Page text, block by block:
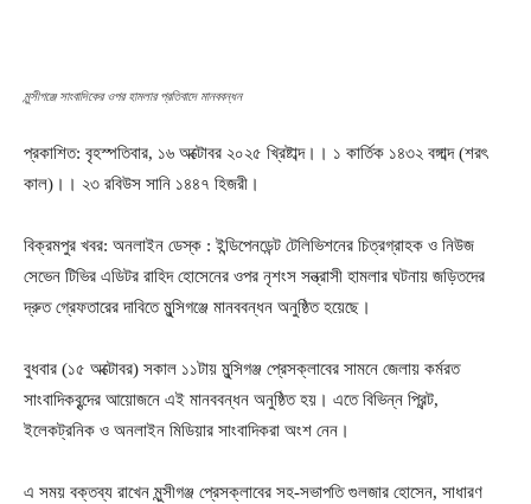
মুন্সীগঞ্জে সাংবাদিকের ওপর হামলার প্রতিবাদে মানববন্ধন
প্রকাশিত: বৃহস্পতিবার, ১৬ অক্টোবর ২০২৫ খ্রিষ্টাব্দ।। ১ কার্তিক ১৪৩২ বঙ্গাব্দ (শরৎ
কাল)।। ২৩ রবিউস সানি ১৪৪৭ হিজরী।
বিক্রমপুর খবর: অনলাইন ডেস্ক : ইন্ডিপেনডেন্ট টেলিভিশনের চিত্রগ্রাহক ও নিউজ
সেভেন টিভির এডিটর রাহিদ হোসেনের ওপর নৃশংস সন্ত্রাসী হামলার ঘটনায় জড়িতদের
দ্রুত গ্রেফতারের দাবিতে মুন্সিগঞ্জে মানববন্ধন অনুষ্ঠিত হয়েছে।
বুধবার (১৫ অক্টোবর) সকাল ১১টায় মুন্সিগঞ্জ প্রেসক্লাবের সামনে জেলায় কর্মরত
সাংবাদিকবৃন্দের আয়োজনে এই মানববন্ধন অনুষ্ঠিত হয়। এতে বিভিন্ন প্রিন্ট,
ইলেকট্রনিক ও অনলাইন মিডিয়ার সাংবাদিকরা অংশ নেন।
এ সময় বক্তব্য রাখেন মুন্সীগঞ্জ প্রেসক্লাবের সহ-সভাপতি গুলজার হোসেন, সাধারণ